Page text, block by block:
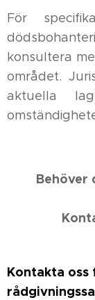
För
konsultera
området.
aktuella
Behöver
Kontakta